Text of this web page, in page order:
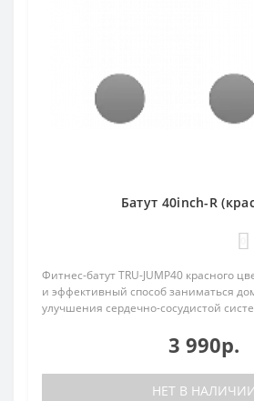
Батут 40inch-R
Фитнес-батут TRU-JUMP40 красного
и эффективный способ заниматься
улучшения сердечно-сосудистой
3 990р.
НЕТ В НАЛИЧИИ